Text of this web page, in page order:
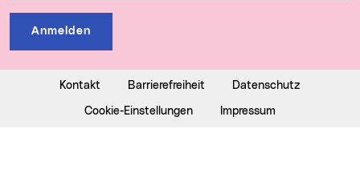
Anmelden
Kontakt Barrierefreiheit Datenschutz
Cookie-Einstellungen Impressum